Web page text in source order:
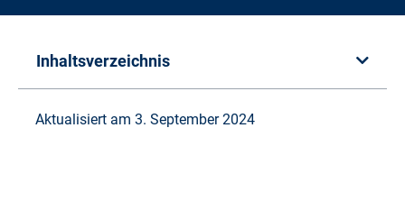
Inhaltsverzeichnis
Aktualisiert am 3. September 2024